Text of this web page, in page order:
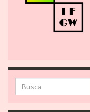
Search for: